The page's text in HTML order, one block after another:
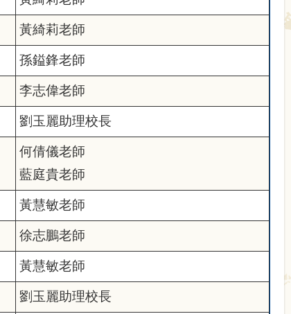
黃綺莉老師
孫鎰鋒老師
李志偉老師
劉玉麗助理校長
何倩儀老師
藍庭貴老師
黃慧敏老師
徐志鵬老師
黃慧敏老師
劉玉麗助理校長